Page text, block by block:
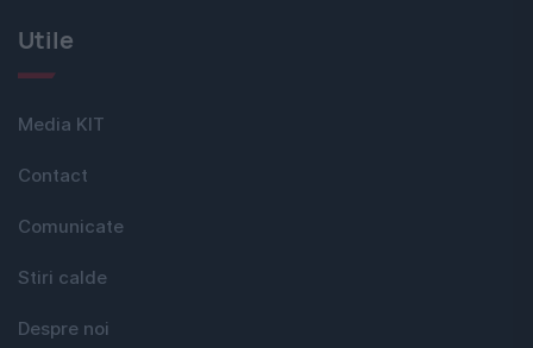
Utile
Media KIT
Contact
Comunicate
Stiri calde
Despre noi